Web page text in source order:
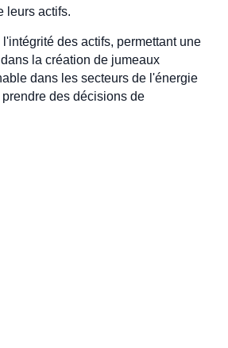
leurs actifs.
des actifs, permettant une
la création de jumeaux
dans les secteurs de l'énergie
des décisions de